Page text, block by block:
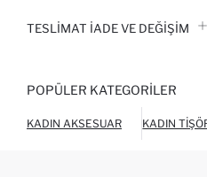
TESLIMAT İADE VE DEĞIŞIM
POPÜLER KATEGORILER
KADIN AKSESUAR KADIN